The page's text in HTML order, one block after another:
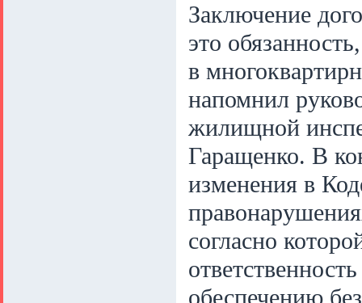
Заключение
это
в
напомнил
жилищной
Гаращенко. В
изменения в
согласно